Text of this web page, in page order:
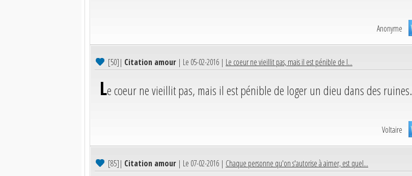
Anonyme
[50]| Citation amour | Le 05-02-2016 | Le coeur ne vieillit pas, mais il est pénible de l...
Le coeur ne vieillit pas, mais il est pénible de loger un dieu dans des ruines.
Voltaire
[85]| Citation amour | Le 07-02-2016 | Chaque personne qu'on s'autorise à aimer, est quel...